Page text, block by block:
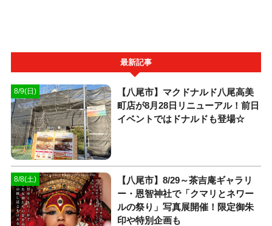
最新記事
8/9(日)
【八尾市】マクドナルド八尾高美
町店が8月28日リニューアル！前日
イベントではドナルドも登場☆
8/8(土)
【八尾市】8/29～茶吉庵ギャラリ
ー・恩智神社で「クマリとネワー
ルの祭り」写真展開催！限定御朱
印や特別企画も